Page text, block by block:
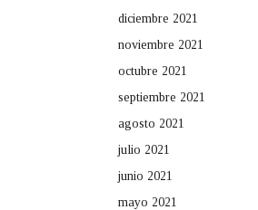
diciembre 2021
noviembre 2021
octubre 2021
septiembre 2021
agosto 2021
julio 2021
junio 2021
mayo 2021